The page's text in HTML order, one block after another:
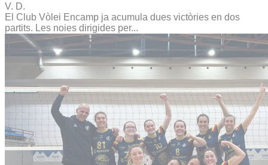
V. D.
El Club Vòlei Encamp ja acumula dues victòries en dos
partits. Les noies dirigides per...